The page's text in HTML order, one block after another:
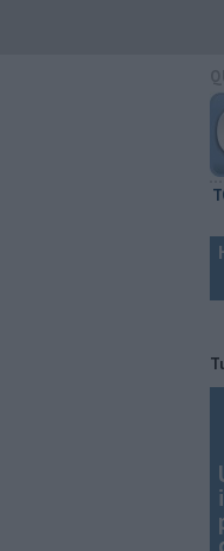
Contagiata